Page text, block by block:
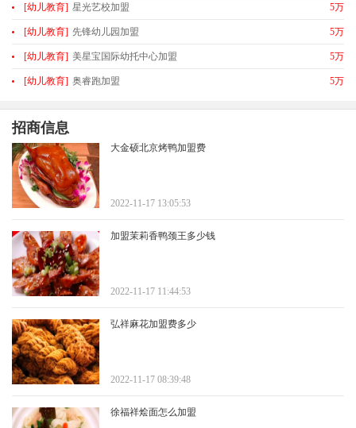
[幼儿教育] 星光艺校加盟 5万
[幼儿教育] 先锋幼儿园加盟 5万
[幼儿教育] 美星宝国际幼托中心加盟 5万
[幼儿教育] 奥睿跑加盟 5万
招商信息
大金硕北京烤鸭加盟费
2022-11-17 13:05:53
加盟茉莉香鸭颈王多少钱
2022-11-17 11:44:53
弘祥麻花加盟费多少
2022-11-17 08:39:48
徐福祥烩面怎么加盟